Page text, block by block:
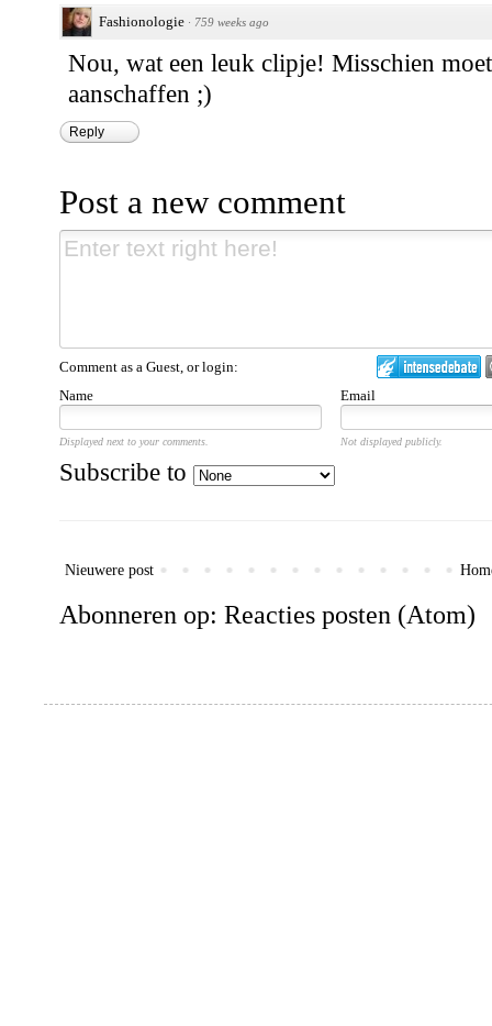
Fashionologie · 759 weeks ago
Nou, wat een leuk clipje! Misschien
aanschaffen ;)
Reply
Post a new comment
Comment as a Guest, or login:
Name
Email
Displayed next to your comments. Not displayed publicly.
Subscribe to
Nieuwere post
Abonneren op: Reacties posten (Atom)